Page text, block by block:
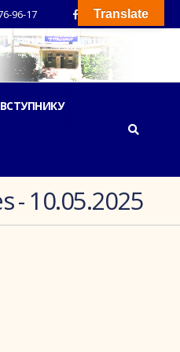
96-17
ВСТУПНИКУ
- 10.05.2025
Translate